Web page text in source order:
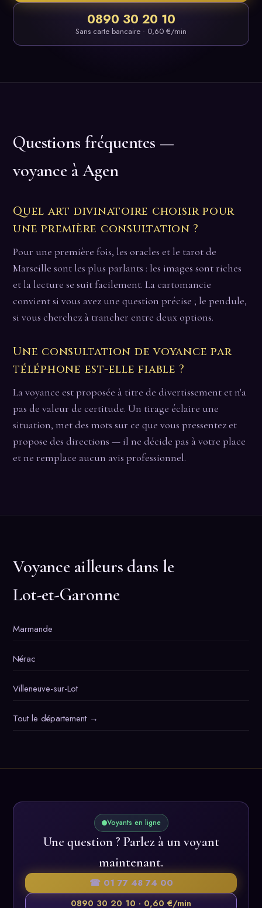
0890 30 20 10
Sans carte bancaire · 0,60 €/min
Questions fréquentes —
voyance à Agen
Quel art divinatoire choisir pour
une première consultation ?
Pour une première fois, les oracles et le tarot de
Marseille sont les plus parlants : les images sont riches
et la lecture se suit facilement. La cartomancie
convient si vous avez une question précise ; le pendule,
si vous cherchez à trancher entre deux options.
Une consultation de voyance par
téléphone est-elle fiable ?
La voyance est proposée à titre de divertissement et n'a
pas de valeur de certitude. Un tirage éclaire une
situation, met des mots sur ce que vous pressentez et
propose des directions — il ne décide pas à votre place
et ne remplace aucun avis professionnel.
Voyance ailleurs dans le
Lot-et-Garonne
Marmande
Nérac
Villeneuve-sur-Lot
Tout le département →
Voyants en ligne
Une question ? Parlez à un voyant
maintenant.
☎ 01 77 48 74 00
0890 30 20 10 · 0,60 €/min